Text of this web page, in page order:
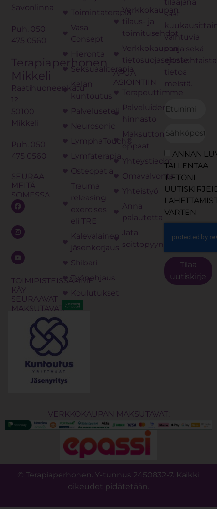
Savonlinna
Puh. 050
475 0560
Terapiaperhonen
Mikkeli
Raatihuoneenkatu
12
50100
Mikkeli
Puh. 050
475 0560
SEURAA
MEITÄ
SOMESSA
TOIMIPISTEISSÄMME
KÄY
SEURAAVAT
MAKSUTAVAT:
Toimintaterapia
Vasa
Consept
Hieronta
Seksuaaliterapia
Kelan
kuntoutus
Palveluseteli
Neurosonic
LymphaTouch®
Lymfaterapia
Osteopatia
Trauma
releasing
exercises
eli TRE
Kalevalainen
jäsenkorjaus
Shibari
Työnohjaus
Koulutukset
Verkkokaupan
tilaus- ja
toimitusehdot
Verkkokaupan
tietosuojaseloste
APUA
ASIOINTIIN
Terapeuttimme
Palveluiden
hinnasto
Maksuttomat
oppaat
Yhteystiedot
Omavalvonta
Yhteistyö
Anna
palautetta
Jätä
soittopyyntö
tilaajana
saat
vaihtuvia
etuja sekä
ajankohtaista
tietoa
meistä.
ANNAN
TALLENTAA
TIETONI
VARTEN
Tilaa
uutiskirje
VERKKOKAUPAN MAKSUTAVAT:
© Terapiaperhonen. Y-tunnus 2450832-7. Kaikki
oikeudet pidätetään.